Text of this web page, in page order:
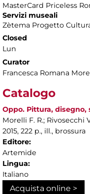
MasterCard Priceless
Servizi museali
Zètema Progetto
Closed
Lun
Curator
Francesca Romana
Catalogo
Oppo. Pittura, disegno,
Morelli F. R.; Rivosecchi
2015, 222 p., ill., brossura
Editore:
Artemide
Lingua:
Italiano
Acquista online >